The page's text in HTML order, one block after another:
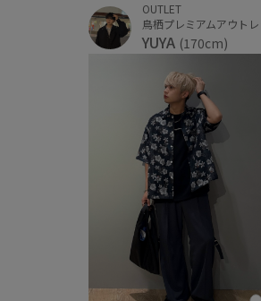
OUTLET
鳥栖プレミアムアウトレ
YUYA (170cm)